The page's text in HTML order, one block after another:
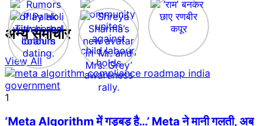
अन्य समाचार
View All
1
‘Meta Algorithm में गड़बड़ है…’ Meta ने मानी गलती, अब